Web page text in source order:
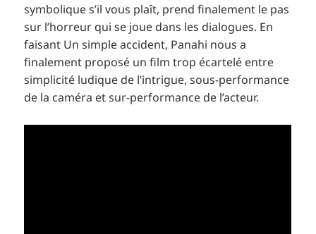
symbolique s’il vous plaît, prend finalement le pas
sur l’horreur qui se joue dans les dialogues. En
faisant Un simple accident, Panahi nous a
finalement proposé un film trop écartelé entre
simplicité ludique de l’intrigue, sous-performance
de la caméra et sur-performance de l’acteur.